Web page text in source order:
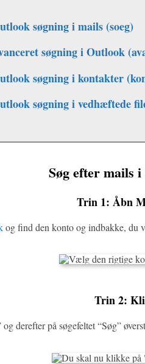
søgning i mails (soeg)
søgning i Outlook
søgning i kontakter
søgning i vedhæftede
Søg efter mails
Trin 1: Åbn
og find den konto og indbakke, du
Trin 2:
derefter på søgefeltet “Søg”